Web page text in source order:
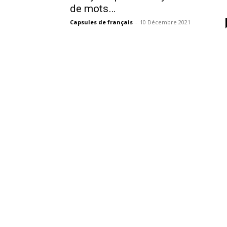
de mots…
Capsules de français - 10 Décembre 2021